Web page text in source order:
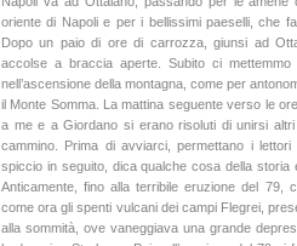
oriente di Napoli e per i bellissimi paeselli, che
Dopo un paio di ore di carrozza, giunsi ad
accolse a braccia aperte. Subito ci
nell’ascensione della montagna, come per
il Monte Somma. La mattina seguente verso le
a me e a Giordano si erano risoluti di unirsi
cammino. Prima di avviarci, permettano i
spiccio in seguito, dica qualche cosa della storia
Anticamente, fino alla terribile eruzione del 79,
come ora gli spenti vulcani dei campi Flegrei,
alla sommità, ove vaneggiava una grande